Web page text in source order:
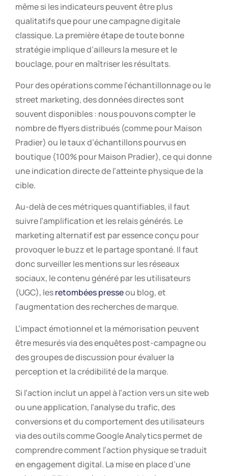
même si les indicateurs peuvent être plus
qualitatifs que pour une campagne digitale
classique. La première étape de toute bonne
stratégie implique d’ailleurs la mesure et le
bouclage, pour en maîtriser les résultats.
Pour des opérations comme l’échantillonnage ou le
street marketing, des données directes sont
souvent disponibles : nous pouvons compter le
nombre de flyers distribués (comme pour Maison
Pradier) ou le taux d’échantillons pourvus en
boutique (100% pour Maison Pradier), ce qui donne
une indication directe de l’atteinte physique de la
cible.
Au-delà de ces métriques quantifiables, il faut
suivre l’amplification et les relais générés. Le
marketing alternatif est par essence conçu pour
provoquer le buzz et le partage spontané. Il faut
donc surveiller les mentions sur les réseaux
sociaux, le contenu généré par les utilisateurs
(UGC), lesretombées presseou blog, et
l’augmentation des recherches de marque.
L’impact émotionnel et la mémorisation peuvent
être mesurés via des enquêtes post-campagne ou
des groupes de discussion pour évaluer la
perception et la crédibilité de la marque.
Si l’action inclut un appel à l’action vers un site web
ou une application, l’analyse du trafic, des
conversions et du comportement des utilisateurs
via des outils comme Google Analytics permet de
comprendre comment l’action physique se traduit
en engagement digital. La mise en place d’une